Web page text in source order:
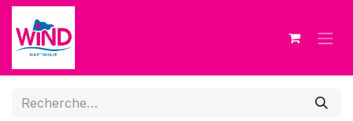
Se rendre au contenu